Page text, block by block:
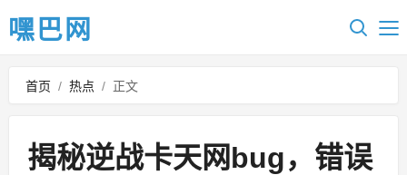
嘿巴网
首页 / 热点 / 正文
揭秘逆战卡天网bug，错误